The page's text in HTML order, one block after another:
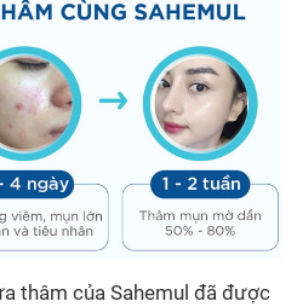
thâm của Sahemul đã được